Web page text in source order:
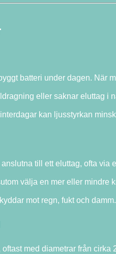
batteri under dagen. När
eller saknar eluttag i
kan ljusstyrkan
anslutna till ett eluttag, ofta via
välja en mer eller mindre
mot regn, fukt och damm.
med diametrar från